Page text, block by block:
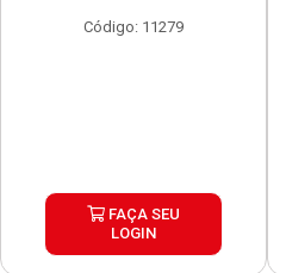
Código: 11279
FAÇA SEU
LOGIN